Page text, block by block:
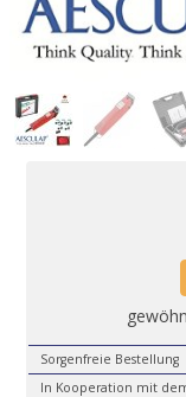
Sorgenfreie Bestellung
In Kooperation mit